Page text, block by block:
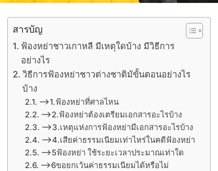
สารบัญ
ฟ้องหย่าชาวเกาหลี มีเหตุใดบ้าง มีวิธีการ
อย่างไร
วิธีการฟ้องหย่าชาวต่างชาติมัขั้นตอนอย่างไร
บ้าง
–>1.ฟ้องหย่าที่ศาลไหน
–>2.ฟ้องหย่าต้องเตรียมเอกสารอะไรบ้าง
–>3.เหตุแห่งการฟ้องหย่ามีเอกสารอะไรบ้าง
–>4.เสียค่าธรรมเนียมเท่าไหร่ในคดีฟ้องหย่า
–>5ฟ้องหย่า ใช้ระยะเวลาประมาณเท่าใด
–>6ขอยกเว้นค่าธรรมเนียมได้หรือไม่